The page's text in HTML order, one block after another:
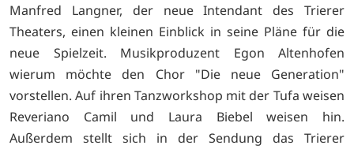
Manfred Langner, der neue Intendant des Trierer
Theaters, einen kleinen Einblick in seine Pläne für die
neue Spielzeit. Musikproduzent Egon Altenhofen
wierum möchte den Chor "Die neue Generation"
vorstellen. Auf ihren Tanzworkshop mit der Tufa weisen
Reveriano Camil und Laura Biebel weisen hin.
Außerdem stellt sich in der Sendung das Trierer